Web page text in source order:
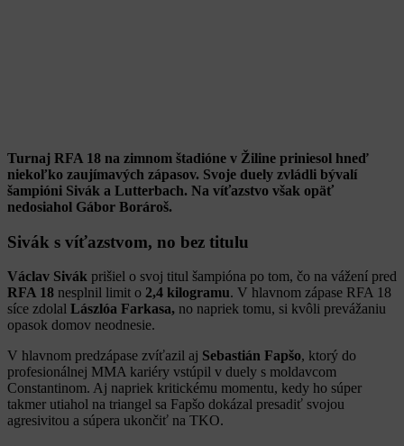
Turnaj RFA 18 na zimnom štadióne v Žiline priniesol hneď
niekoľko zaujímavých zápasov. Svoje duely zvládli bývalí
šampióni Sivák a Lutterbach. Na víťazstvo však opäť
nedosiahol Gábor Borároš.
Sivák s víťazstvom, no bez titulu
Václav Sivák prišiel o svoj titul šampióna po tom, čo na vážení pred
RFA 18 nesplnil limit o 2,4 kilogramu. V hlavnom zápase RFA 18
síce zdolal Lászlóa Farkasa, no napriek tomu, si kvôli prevážaniu
opasok domov neodnesie.
V hlavnom predzápase zvíťazil aj Sebastián Fapšo, ktorý do
profesionálnej MMA kariéry vstúpil v duely s moldavcom
Constantinom. Aj napriek kritickému momentu, kedy ho súper
takmer utiahol na triangel sa Fapšo dokázal presadiť svojou
agresivitou a súpera ukončiť na TKO.